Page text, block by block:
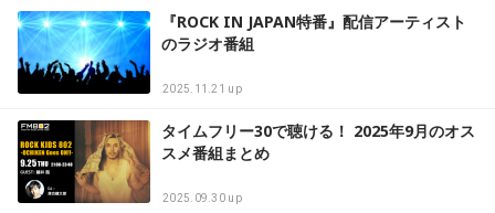
『ROCK IN JAPAN特番』配信アーティスト
のラジオ番組
2025.11.21 up
タイムフリー30で聴ける！ 2025年9月のオス
スメ番組まとめ
2025.09.30 up